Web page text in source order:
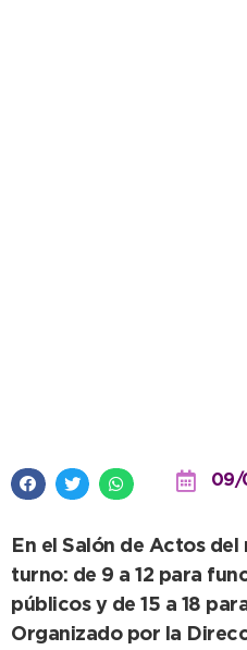
09/
En el Salón de Actos
turno: de 9 a 12 para
públicos y de 15 a 18
Organizado por la